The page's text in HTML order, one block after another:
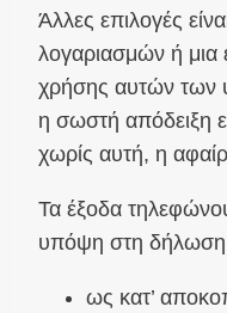
Άλλες επιλογές
λογαριασμών ή μια
χρήσης αυτών των
η σωστή απόδειξη
χωρίς αυτή, η
Τα έξοδα
υπόψη στη
ως κατ’